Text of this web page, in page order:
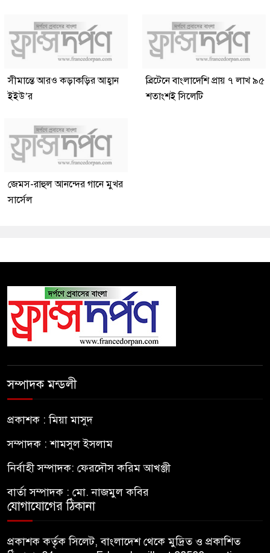
সীমান্তে আরও কড়াকড়ির আহ্বান
ইইউ’র
ব্রিটেনে বাংলাদেশি প্রায় ৭ লাখ ৯৫
শতাংশই সিলেটি
জেমস-রাহুল আনন্দের গানে মুখর
সার্সেল
সম্পাদক মন্ডলী
প্রকাশক : মিয়া মাসুদ
সম্পাদক : শামসুল ইসলাম
নির্বাহী সম্পাদক: ফেরদৌস করিম আখঞ্জী
বার্তা সম্পাদক : মো. নাজমুল কবির
যোগাযোগের ঠিকানা
প্রকাশক কর্তৃক সিলেট, বাংলাদেশ থেকে মুদ্রিত ও প্রকাশিত